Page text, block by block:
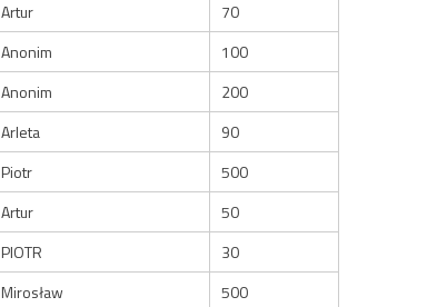
Artur
70
Anonim
100
Anonim
200
Arleta
90
Piotr
500
Artur
50
PIOTR
30
Mirosław
500